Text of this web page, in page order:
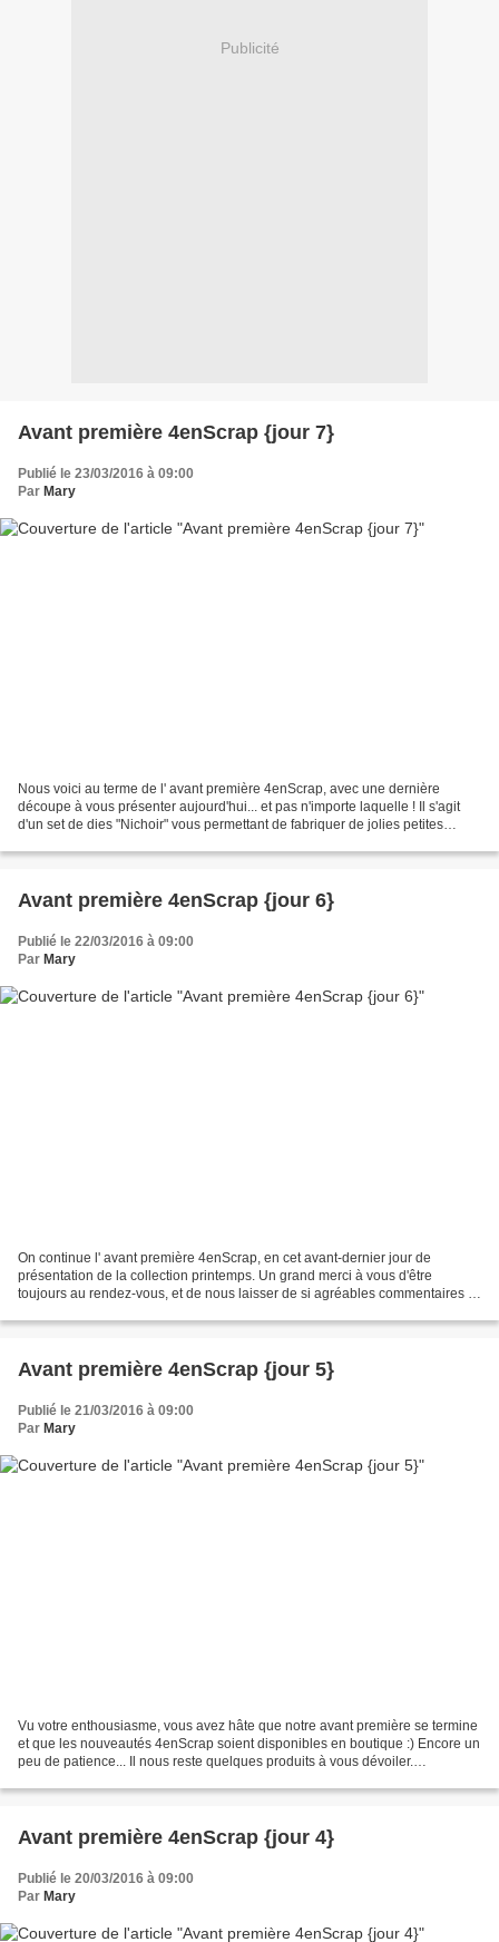
Publicité
Avant première 4enScrap {jour 7}
Publié le 23/03/2016 à 09:00
Par Mary
Nous voici au terme de l' avant première 4enScrap, avec une dernière
découpe à vous présenter aujourd'hui... et pas n'importe laquelle ! Il s'agit
d'un set de dies "Nichoir" vous permettant de fabriquer de jolies petites
Avant première 4enScrap {jour 6}
Publié le 22/03/2016 à 09:00
Par Mary
On continue l' avant première 4enScrap, en cet avant-dernier jour de
présentation de la collection printemps. Un grand merci à vous d'être
toujours au rendez-vous, et de nous laisser de si agréables commentaires !
Avant première 4enScrap {jour 5}
Publié le 21/03/2016 à 09:00
Par Mary
Vu votre enthousiasme, vous avez hâte que notre avant première se termine
et que les nouveautés 4enScrap soient disponibles en boutique :) Encore un
peu de patience... Il nous reste quelques produits à vous dévoiler.
Avant première 4enScrap {jour 4}
Publié le 20/03/2016 à 09:00
Par Mary